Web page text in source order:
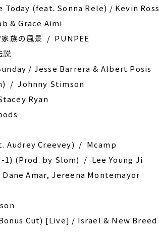
Today (feat. Sonna Rele) / Kevin Ross
& Grace Aimi
家族の風景 / PUNPEE
説
/ Jesse Barrera & Albert Posis
/ Johnny Stimson
Ryan
Audrey Creevey) / ‎Mcamp
1) (Prod. by Slom) / Lee Young Ji
Amar, Jereena Montemayor
Cut) [Live] / Israel & New Breed